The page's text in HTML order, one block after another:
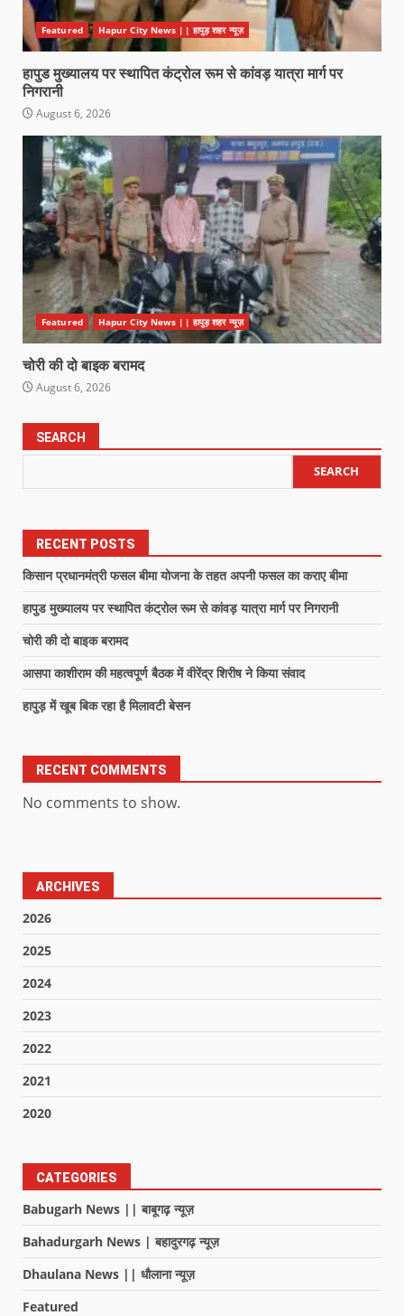
Featured Hapur City News || हापुड़ शहर न्यूज़
हापुड मुख्यालय पर स्थापित कंट्रोल रूम से कांवड़ यात्रा मार्ग पर
निगरानी
August 6, 2026
Featured Hapur City News || हापुड़ शहर न्यूज़
चोरी की दो बाइक बरामद
August 6, 2026
SEARCH
SEARCH
RECENT POSTS
किसान प्रधानमंत्री फसल बीमा योजना के तहत अपनी फसल का कराए बीमा
हापुड मुख्यालय पर स्थापित कंट्रोल रूम से कांवड़ यात्रा मार्ग पर निगरानी
चोरी की दो बाइक बरामद
आसपा काशीराम की महत्वपूर्ण बैठक में वीरेंद्र शिरीष ने किया संवाद
हापुड़ में खूब बिक रहा है मिलावटी बेसन
RECENT COMMENTS
No comments to show.
ARCHIVES
2026
2025
2024
2023
2022
2021
2020
CATEGORIES
Babugarh News || बाबूगढ़ न्यूज़
Bahadurgarh News | बहादुरगढ़ न्यूज़
Dhaulana News || धौलाना न्यूज़
Featured